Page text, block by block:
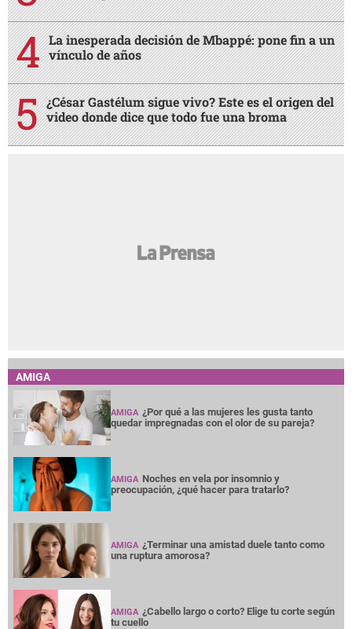
La inesperada decisión de Mbappé: pone fin a un
vínculo de años
¿César Gastélum sigue vivo? Este es el origen del
video donde dice que todo fue una broma
AMIGA
AMIGA ¿Por qué a las mujeres les gusta tanto
quedar impregnadas con el olor de su pareja?
AMIGA Noches en vela por insomnio y
preocupación, ¿qué hacer para tratarlo?
AMIGA ¿Terminar una amistad duele tanto como
una ruptura amorosa?
AMIGA ¿Cabello largo o corto? Elige tu corte según
tu cuello